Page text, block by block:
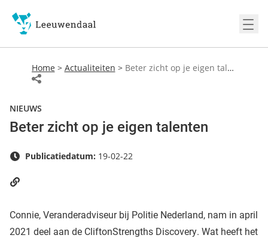
Home > Actualiteiten > Beter zicht op je eigen talenten
NIEUWS
Beter zicht op je eigen talenten
Publicatiedatum: 19-02-22
Connie, Veranderadviseur bij Politie Nederland, nam in april
2021 deel aan de CliftonStrengths Discovery. Wat heeft het